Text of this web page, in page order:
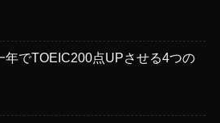
年でTOEIC200点UPさせる4つの